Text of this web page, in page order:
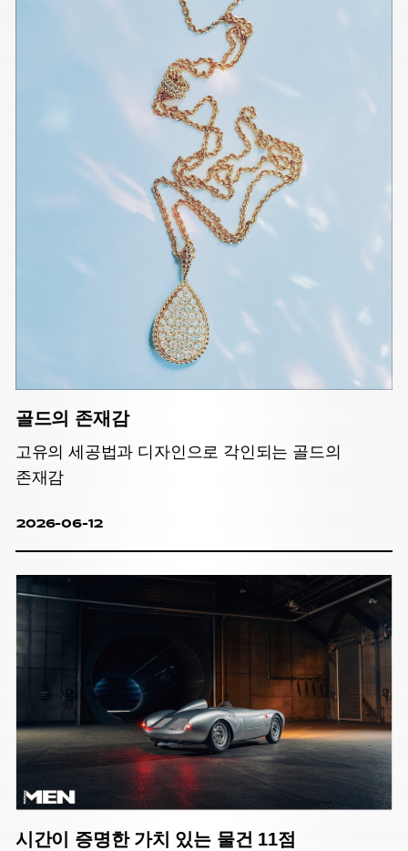
골드의 존재감
고유의 세공법과 디자인으로 각인되는 골드의
존재감
2026-06-12
시간이 증명한 가치 있는 물건 11점